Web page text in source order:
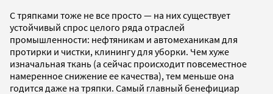
С тряпками тоже не все просто — на них существует
устойчивый спрос целого ряда отраслей
промышленности: нефтяникам и автомеханикам для
протирки и чистки, клинингу для уборки. Чем хуже
изначальная ткань (а сейчас происходит повсеместное
намеренное снижение ее качества), тем меньше она
годится даже на тряпки. Самый главный бенефициар